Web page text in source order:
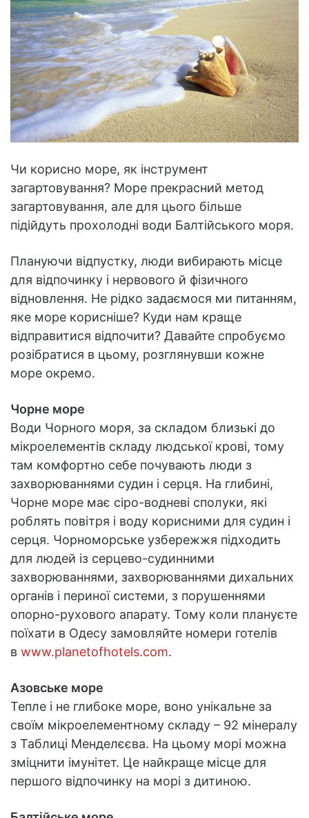
Чи корисно море, як інструмент
загартовування? Море прекрасний метод
загартовування, але для цього більше
підійдуть прохолодні води Балтійського моря.
Плануючи відпустку, люди вибирають місце
для відпочинку і нервового й фізичного
відновлення. Не рідко задаємося ми питанням,
яке море корисніше? Куди нам краще
відправитися відпочити? Давайте спробуємо
розібратися в цьому, розглянувши кожне
море окремо.
Чорне море
Води Чорного моря, за складом близькі до
мікроелементів складу людської крові, тому
там комфортно себе почувають люди з
захворюваннями судин і серця. На глибині,
Чорне море має сіро-водневі сполуки, які
роблять повітря і воду корисними для судин і
серця. Чорноморське узбережжя підходить
для людей із серцево-судинними
захворюваннями, захворюваннями дихальних
органів і периної системи, з порушеннями
опорно-рухового апарату. Тому коли плануєте
поїхати в Одесу замовляйте номери готелів
в www.planetofhotels.com.
Азовське море
Тепле і не глибоке море, воно унікальне за
своїм мікроелементному складу – 92 мінералу
з Таблиці Менделєєва. На цьому морі можна
зміцнити імунітет. Це найкраще місце для
першого відпочинку на морі з дитиною.